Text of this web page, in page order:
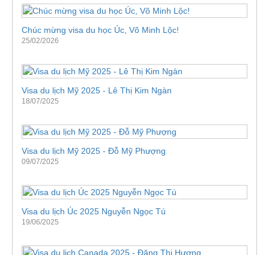
Chúc mừng visa du học Úc, Võ Minh Lộc!
25/02/2026
Visa du lịch Mỹ 2025 - Lê Thị Kim Ngàn
18/07/2025
Visa du lịch Mỹ 2025 - Đỗ Mỹ Phượng
09/07/2025
Visa du lịch Úc 2025 Nguyễn Ngọc Tú
19/06/2025